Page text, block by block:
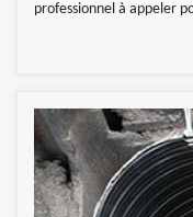
professionnel à appeler